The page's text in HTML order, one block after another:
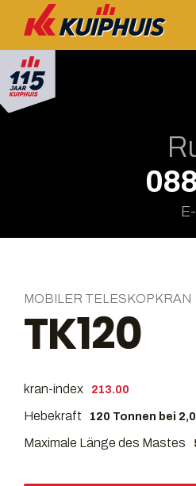
MOBILER TELESKOPKRAN
TK120
kran-index 213.00
Hebekraft 120 Tonnen bei
Maximale Länge des Mastes